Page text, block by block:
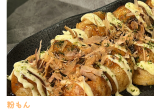
粉もん